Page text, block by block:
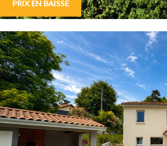
PRIX EN BAISSE